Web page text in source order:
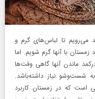
می‌رویم تا لباس‌های گرم و
با آنها گرم شویم. اما
ماندن آنها گاهی وقت‌ها
نیاز داشته‌باشد.
است که در زمستان کاربرد